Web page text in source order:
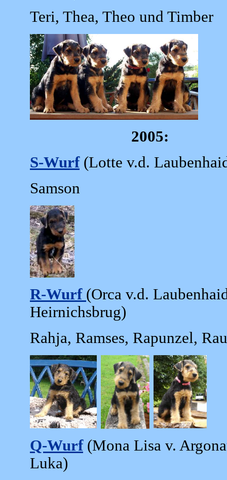
Teri, Thea, Theo und Timber
2005:
S-Wurf(Lotte v.d.
Samson
R-Wurf (Orca v.d.
Heirnichsbrug)
Rahja, Ramses, Rapunzel,
Q-Wurf(Mona Lisa v.
Luka)